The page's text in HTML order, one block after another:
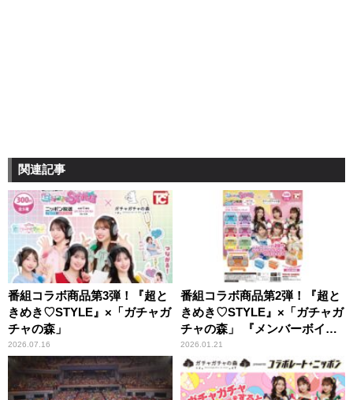
関連記事
番組コラボ商品第3弾！『超と
きめき♡STYLE』×「ガチャガ
チャの森」
2026.07.16
番組コラボ商品第2弾！『超と
きめき♡STYLE』×「ガチャガ
チャの森」 『メンバーボイス
入り ラジカセフィギュア』発
売決定！
2026.01.21